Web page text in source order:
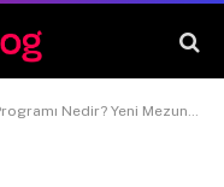
Nedir? Yeni Mezunlara Neler Sağlar?